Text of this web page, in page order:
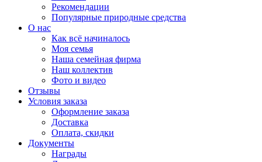
Рекомендации
Популярные природные средства
О нас
Как всё начиналось
Моя семья
Наша семейная фирма
Наш коллектив
Фото и видео
Отзывы
Условия заказа
Оформление заказа
Доставка
Оплата, скидки
Документы
Награды